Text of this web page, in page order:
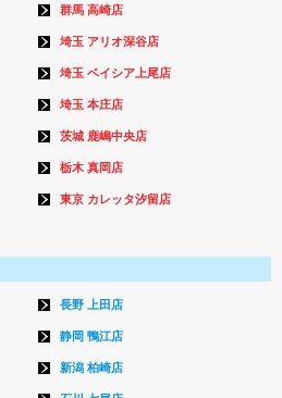
群馬 高崎店
埼玉 アリオ深谷店
埼玉 ベイシア上尾店
埼玉 本庄店
茨城 鹿嶋中央店
栃木 真岡店
東京 カレッタ汐留店
長野 上田店
静岡 鴨江店
新潟 柏崎店